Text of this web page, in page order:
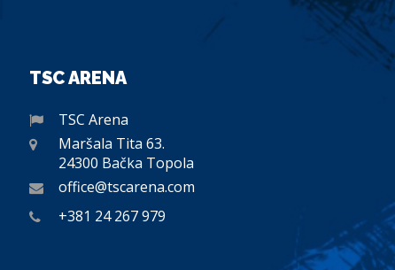
TSC ARENA
TSC Arena
Maršala Tita 63.
24300 Bačka Topola
office@tscarena.com
+381 24 267 979